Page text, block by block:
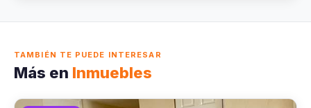
TAMBIÉN TE PUEDE INTERESAR
Más en Inmuebles